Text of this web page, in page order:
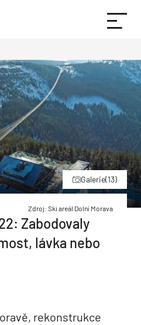
Galerie(13)
Zdroj: Ski areál Dolní Morava
Zabodovaly
lávka nebo
rekonstrukce